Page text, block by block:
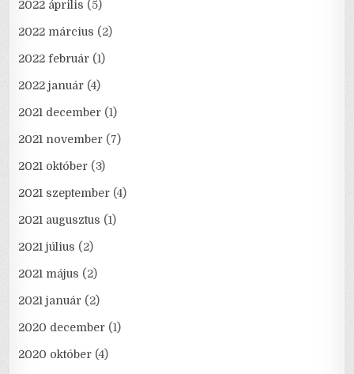
2022 április (5)
2022 március (2)
2022 február (1)
2022 január (4)
2021 december (1)
2021 november (7)
2021 október (3)
2021 szeptember (4)
2021 augusztus (1)
2021 július (2)
2021 május (2)
2021 január (2)
2020 december (1)
2020 október (4)